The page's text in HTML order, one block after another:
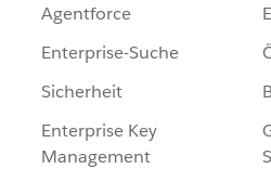
Agentforce
Enterprise-Suche
Sicherheit
Enterprise Key
Management